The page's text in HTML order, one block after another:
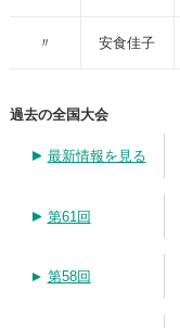
〃 安食佳子
過去の全国大会
最新情報を見る
第61回
第58回